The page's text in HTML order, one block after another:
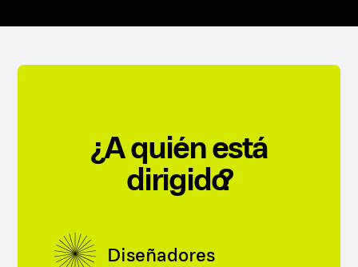
¿A quién está
dirigido?
Diseñadores